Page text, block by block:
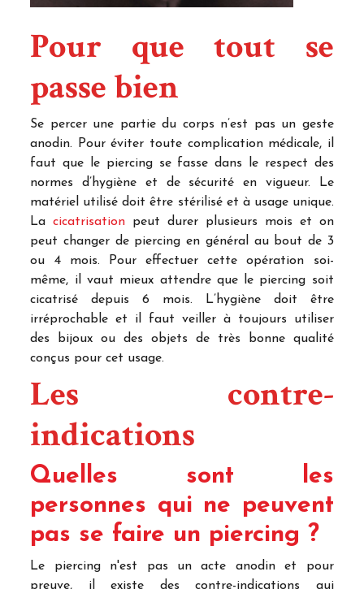
Pour que tout se
passe bien
Se percer une partie du corps n’est pas un geste
anodin. Pour éviter toute complication médicale, il
faut que le piercing se fasse dans le respect des
normes d’hygiène et de sécurité en vigueur. Le
matériel utilisé doit être stérilisé et à usage unique.
Lacicatrisation peut durer plusieurs mois et on
peut changer de piercing en général au bout de 3
ou 4 mois. Pour effectuer cette opération soi-
même, il vaut mieux attendre que le piercing soit
cicatrisé depuis 6 mois. L’hygiène doit être
irréprochable et il faut veiller à toujours utiliser
des bijoux ou des objets de très bonne qualité
conçus pour cet usage.
Les contre-
indications
Quelles sont les
personnes qui ne peuvent
pas se faire un piercing ?
Le piercing n'est pas un acte anodin et pour
preuve, il existe des contre-indications qui